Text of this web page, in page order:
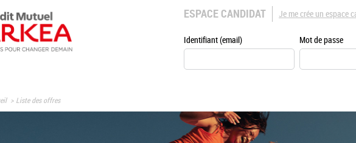
ESPACE CANDIDAT
Identifiant (email) Mot de passe
Je me crée un espace
Liste des offres